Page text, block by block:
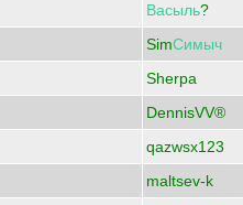
Васыль?
SimСимыч
Sherpa
DennisVV®
qazwsx123
maltsev-k